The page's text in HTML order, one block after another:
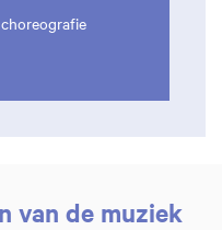
van de muziek